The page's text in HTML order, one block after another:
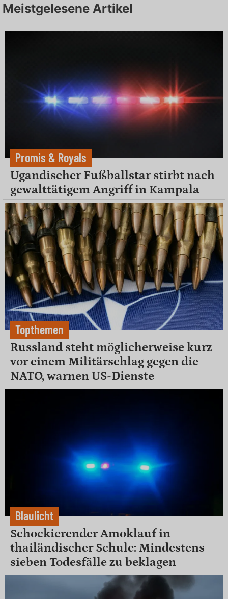
Meistgelesene Artikel
Promis & Royals
Ugandischer Fußballstar stirbt nach
gewalttätigem Angriff in Kampala
Topthemen
Russland steht möglicherweise kurz
vor einem Militärschlag gegen die
NATO, warnen US-Dienste
Blaulicht
Schockierender Amoklauf in
thailändischer Schule: Mindestens
sieben Todesfälle zu beklagen